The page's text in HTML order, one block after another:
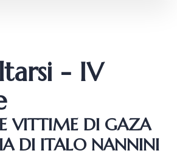
- IV
VITTIME DI GAZA
DI ITALO NANNINI